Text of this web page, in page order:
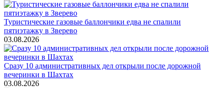
Туристические газовые баллончики едва не спалили
пятиэтажку в Зверево
03.08.2026
Сразу 10 административных дел открыли после дорожной
вечеринки в Шахтах
03.08.2026